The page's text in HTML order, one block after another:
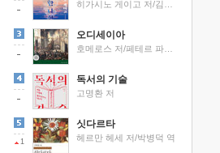
오디세이아
독서의 기술
고명환 저
1
싯다르타
헤르만 헤세 저/박병덕 역